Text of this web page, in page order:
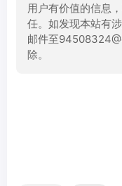
用户有价值的信息
任。如发现本站有
邮件至
除。